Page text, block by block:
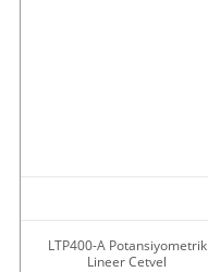
LTP400-A Potansiyometrik
Lineer Cetvel